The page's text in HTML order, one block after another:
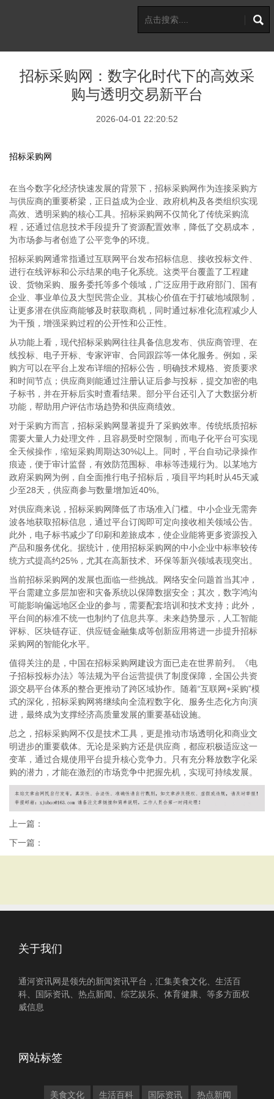
招标采购网：数字化时代下的高效采
购与透明交易新平台
2026-04-01 22:20:52
招标采购网
在当今数字化经济快速发展的背景下，招标采购网作为连接采购方
与供应商的重要桥梁，正日益成为企业、政府机构及各类组织实现
高效、透明采购的核心工具。招标采购网不仅简化了传统采购流
程，还通过信息技术手段提升了资源配置效率，降低了交易成本，
为市场参与者创造了公平竞争的环境。
招标采购网通常指通过互联网平台发布招标信息、接收投标文件、
进行在线评标和公示结果的电子化系统。这类平台覆盖了工程建
设、货物采购、服务委托等多个领域，广泛应用于政府部门、国有
企业、事业单位及大型民营企业。其核心价值在于打破地域限制，
让更多潜在供应商能够及时获取商机，同时通过标准化流程减少人
为干预，增强采购过程的公开性和公正性。
从功能上看，现代招标采购网往往具备信息发布、供应商管理、在
线投标、电子开标、专家评审、合同跟踪等一体化服务。例如，采
购方可以在平台上发布详细的招标公告，明确技术规格、资质要求
和时间节点；供应商则能通过注册认证后参与投标，提交加密的电
子标书，并在开标后实时查看结果。部分平台还引入了大数据分析
功能，帮助用户评估市场趋势和供应商绩效。
对于采购方而言，招标采购网显著提升了采购效率。传统纸质招标
需要大量人力处理文件，且容易受时空限制，而电子化平台可实现
全天候操作，缩短采购周期达30%以上。同时，平台自动记录操作
痕迹，便于审计监督，有效防范围标、串标等违规行为。以某地方
政府采购网为例，自全面推行电子招标后，项目平均耗时从45天减
少至28天，供应商参与数量增加近40%。
对供应商来说，招标采购网降低了市场准入门槛。中小企业无需奔
波各地获取招标信息，通过平台订阅即可定向接收相关领域公告。
此外，电子标书减少了印刷和差旅成本，使企业能将更多资源投入
产品和服务优化。据统计，使用招标采购网的中小企业中标率较传
统方式提高约25%，尤其在高新技术、环保等新兴领域表现突出。
当前招标采购网的发展也面临一些挑战。网络安全问题首当其冲，
平台需建立多层加密和灾备系统以保障数据安全；其次，数字鸿沟
可能影响偏远地区企业的参与，需要配套培训和技术支持；此外，
平台间的标准不统一也制约了信息共享。未来趋势显示，人工智能
评标、区块链存证、供应链金融集成等创新应用将进一步提升招标
采购网的智能化水平。
值得关注的是，中国在招标采购网建设方面已走在世界前列。《电
子招标投标办法》等法规为平台运营提供了制度保障，全国公共资
源交易平台体系的整合更推动了跨区域协作。随着“互联网+采购”模
式的深化，招标采购网将继续向全流程数字化、服务生态化方向演
进，最终成为支撑经济高质量发展的重要基础设施。
总之，招标采购网不仅是技术工具，更是推动市场透明化和商业文
明进步的重要载体。无论是采购方还是供应商，都应积极适应这一
变革，通过合规使用平台提升核心竞争力。只有充分释放数字化采
购的潜力，才能在激烈的市场竞争中把握先机，实现可持续发展。
上一篇：
下一篇：
关于我们
通河资讯网是领先的新闻资讯平台，汇集美食文化、生活百
科、国际资讯、热点新闻、综艺娱乐、体育健康、等多方面权
威信息
网站标签
美食文化 生活百科 国际资讯 热点新闻